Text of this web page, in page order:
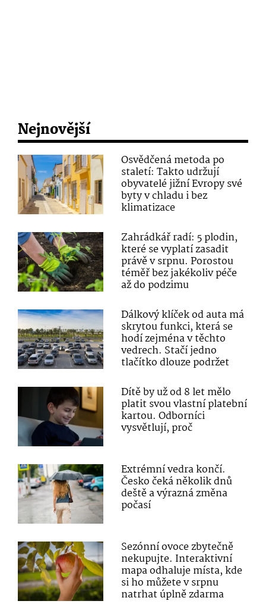
Nejnovější
Osvědčená metoda po
staletí: Takto udržují
obyvatelé jižní Evropy své
byty v chladu i bez
klimatizace
Zahrádkář radí: 5 plodin,
které se vyplatí zasadit
právě v srpnu. Porostou
téměř bez jakékoliv péče
až do podzimu
Dálkový klíček od auta má
skrytou funkci, která se
hodí zejména v těchto
vedrech. Stačí jedno
tlačítko dlouze podržet
Dítě by už od 8 let mělo
platit svou vlastní platební
kartou. Odborníci
vysvětlují, proč
Extrémní vedra končí.
Česko čeká několik dnů
deště a výrazná změna
počasí
Sezónní ovoce zbytečně
nekupujte. Interaktivní
mapa odhaluje místa, kde
si ho můžete v srpnu
natrhat úplně zdarma